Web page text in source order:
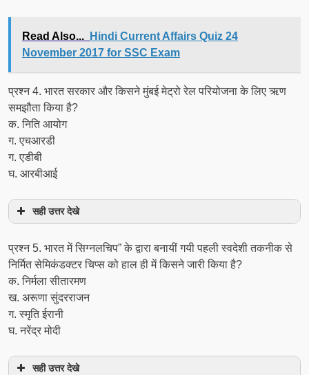
Read Also...
Hindi Current Affairs Quiz 24
November 2017 for SSC Exam
प्रश्‍न 4. भारत सरकार और किसने मुंबई मेट्रो रेल परियोजना के लिए ऋण
समझौता किया है?
क. निति आयोग
ग. एचआरडी
ग. एडीबी
घ. आरबीआई
सही उत्तर देखे
प्रश्‍न 5. भारत में सिग्नलचिप” के द्वारा बनायीं गयी पहली स्वदेशी तकनीक से
निर्मित सेमिकंडक्टर चिप्स को हाल ही में किसने जारी किया है?
क. निर्मला सीतारमण
ख. अरूणा सुंदरराजन
ग. स्मृति ईरानी
घ. नरेंद्र मोदी
सही उत्तर देखे